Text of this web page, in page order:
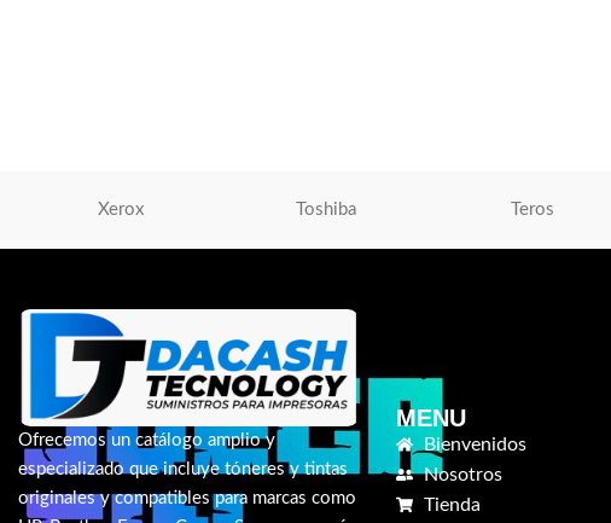
Xerox Toshiba Teros
Ofrecemos un catálogo amplio y
especializado que incluye tóneres y tintas
originales y compatibles para marcas como
MENU
Bienvenidos
Nosotros
Tienda